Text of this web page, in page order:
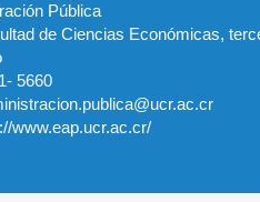
Pública
de Ciencias Económicas,
5660
www.eap.ucr.ac.cr/